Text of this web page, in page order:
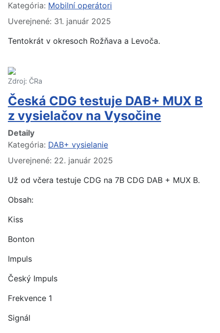
Kategória: Mobilní operátori
Uverejnené: 31. január 2025
Tentokrát v okresoch Rožňava a Levoča.
Zdroj: ČRa
Česká CDG testuje DAB+ MUX B
z vysielačov na Vysočine
Detaily
Kategória: DAB+ vysielanie
Uverejnené: 22. január 2025
Už od včera testuje CDG na 7B CDG DAB + MUX B.
Obsah:
Kiss
Bonton
Impuls
Český Impuls
Frekvence 1
Signál